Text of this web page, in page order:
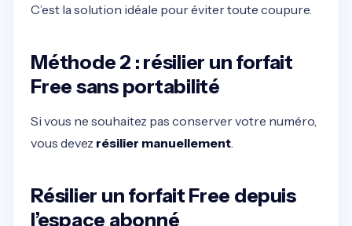
C’est la solution idéale pour éviter toute coupure.
Méthode 2 : résilier un forfait
Free sans portabilité
Si vous ne souhaitez pas conserver votre numéro,
vous devez résilier manuellement
Résilier un forfait Free depuis
l’espace abonné